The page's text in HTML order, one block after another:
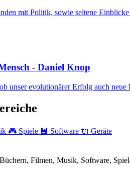
mit Politik, sowie seltene
- Daniel Knop
unser evolutionärer Erfolg auch
🎮 Spiele 💾 Software 🔌 Geräte
Filmen, Musik, Software,